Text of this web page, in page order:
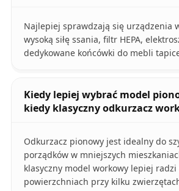
Najlepiej sprawdzają się urządzenia
wysoką siłę ssania, filtr HEPA,
dedykowane końcówki do mebli
Kiedy lepiej wybrać model
kiedy klasyczny odkurzacz
Odkurzacz pionowy jest idealny do
porządków w mniejszych
klasyczny model workowy lepiej
powierzchniach przy kilku